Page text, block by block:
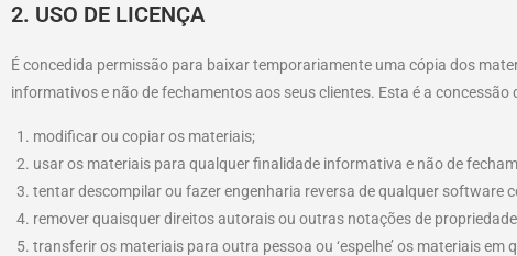
2. USO DE LICENÇA
É concedida permissão para baixar temporariamente uma cópia dos
informativos e não de fechamentos aos seus clientes. Esta é a
modificar ou copiar os materiais;
usar os materiais para qualquer finalidade informativa e não de
tentar descompilar ou fazer engenharia reversa de qualquer software
remover quaisquer direitos autorais ou outras notações de
transferir os materiais para outra pessoa ou ‘espelhe’ os materiais em